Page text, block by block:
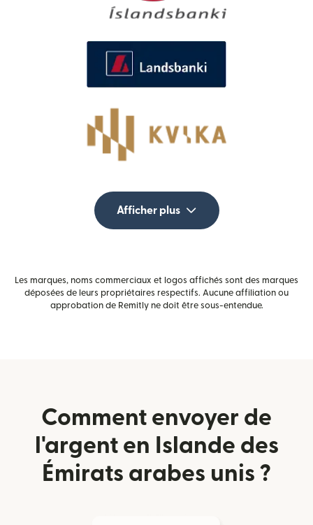
Afficher plus
Les marques, noms commerciaux et logos affichés sont des marques
déposées de leurs propriétaires respectifs. Aucune affiliation ou
approbation de Remitly ne doit être sous-entendue.
Comment envoyer de
l'argent en Islande des
Émirats arabes unis ?